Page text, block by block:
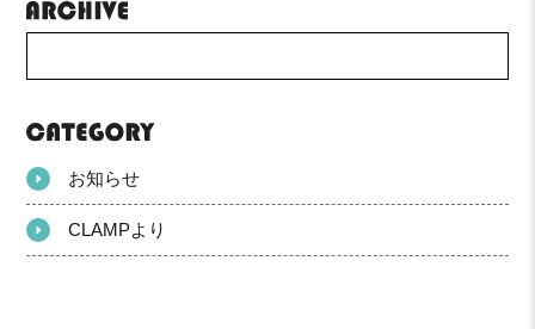
お知らせ
CLAMPより